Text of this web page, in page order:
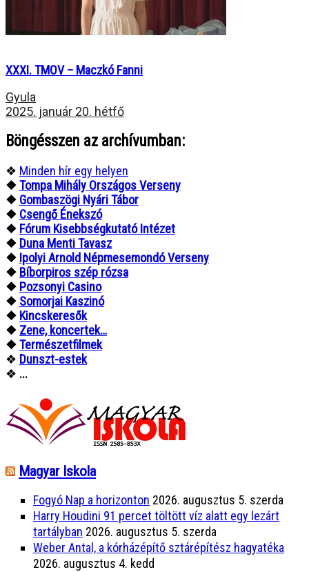
XXXI. TMOV – Maczkó Fanni
Gyula
2025. január 20. hétfő
Böngésszen az archívumban:
❖ Minden hír egy helyen
❖Tompa Mihály Országos Verseny
❖ Gombaszögi Nyári Tábor
❖ Csengő Énekszó
❖ Fórum Kisebbségkutató Intézet
❖ Duna Menti Tavasz
❖ Ipolyi Arnold Népmesemondó Verseny
❖ Bíborpiros szép rózsa
❖ Pozsonyi Casino
❖ Somorjai Kaszinó
❖ Kincskeresők
❖ Zene, koncertek…
❖Természetfilmek
❖ Dunszt-estek
❖ ...
Magyar Iskola
Fogyó Nap a horizonton 2026. augusztus 5. szerda
Harry Houdini 91 percet töltött víz alatt egy lezárt
tartályban 2026. augusztus 5. szerda
Weber Antal, a kórházépítő sztárépítész hagyatéka
2026. augusztus 4. kedd